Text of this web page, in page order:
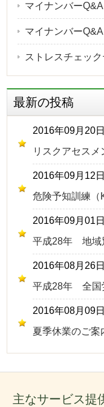
マイナンバーQ&A
マイナンバー
ストレスチェッ
最新の投稿
2016年09月20
リスクアセスメ
2016年09月12
危険予知訓練（
2016年09月01
平成28年 地域
2016年08月26
平成28年 全国
2016年08月09
夏季休業のご案
主なサービス提